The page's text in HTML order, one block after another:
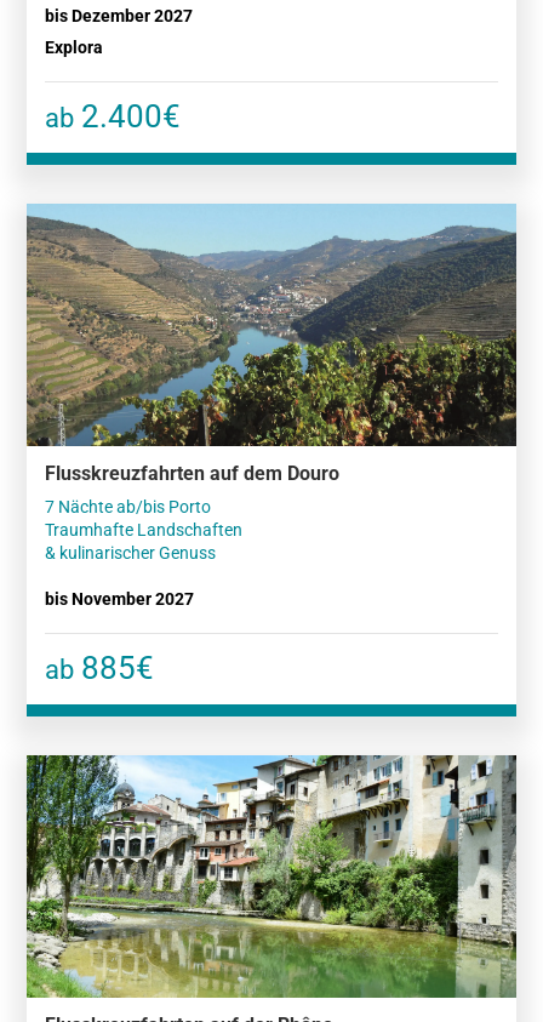
bis Dezember 2027
Explora
ab 2.400€
Flusskreuzfahrten auf dem Douro
7 Nächte ab/bis Porto
Traumhafte Landschaften
& kulinarischer Genuss
bis November 2027
ab 885€